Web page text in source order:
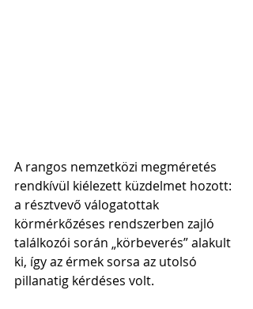
A rangos nemzetközi megméretés
rendkívül kiélezett küzdelmet hozott:
a résztvevő válogatottak
körmérkőzéses rendszerben zajló
találkozói során „körbeverés” alakult
ki, így az érmek sorsa az utolsó
pillanatig kérdéses volt.